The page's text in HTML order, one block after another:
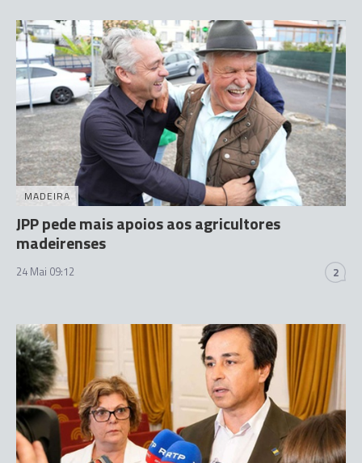
MADEIRA
JPP pede mais apoios aos agricultores
madeirenses
24 Mai 09:12 2